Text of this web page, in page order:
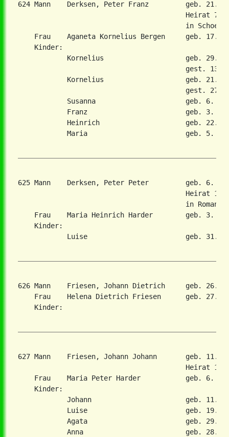
624 Mann    Derksen, Peter Franz         geb. 21.
Heirat 7.
in
Frau    Aganeta Kornelius Bergen     geb. 17.
    Kinder:
Kornelius                    geb. 29.
gest. 13.
Kornelius                    geb. 21.
gest. 27.
Susanna                      geb. 6.
Franz                        geb. 3.
Heinrich                     geb. 22.
Maria                        geb. 5.
625 Mann    Derksen, Peter Peter         geb. 6.
Heirat
in
Frau    Maria Heinrich Harder        geb. 3.
    Kinder:
Luise                        geb. 31.
626 Mann    Friesen, Johann Dietrich     geb. 26.
Frau    Helena Dietrich Friesen      geb. 27.
    Kinder:
627 Mann    Friesen, Johann Johann       geb. 11.
Heirat 16.
Frau    Maria Peter Harder           geb. 6.
    Kinder:
Johann                       geb. 11.
Luise                        geb. 19.
Agata                        geb. 29.
Anna                         geb. 28.